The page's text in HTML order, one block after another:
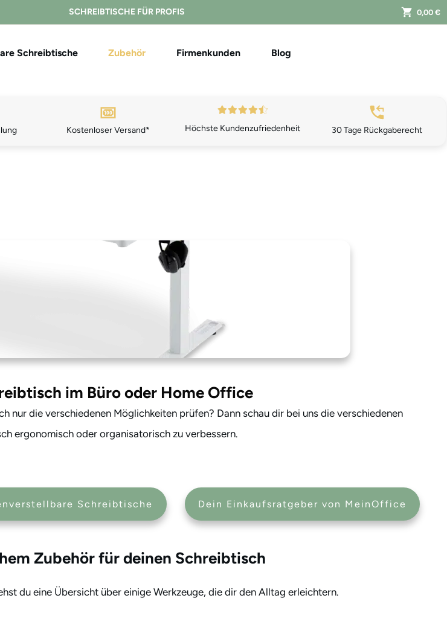
SCHREIBTISCHE FÜR PROFIS 0,00 €
Schreibtische Zubehör Firmenkunden Blog
Kostenloser Versand* Höchste Kundenzufriedenheit 30 Tage Rückgaberecht
im Büro oder Home Office
nur die verschiedenen Möglichkeiten prüfen? Dann schau dir bei uns die verschiedenen
ergonomisch oder organisatorisch zu verbessern.
Schreibtische Dein Einkaufsratgeber von MeinOffice
Zubehör für deinen Schreibtisch
du eine Übersicht über einige Werkzeuge, die dir den Alltag erleichtern.